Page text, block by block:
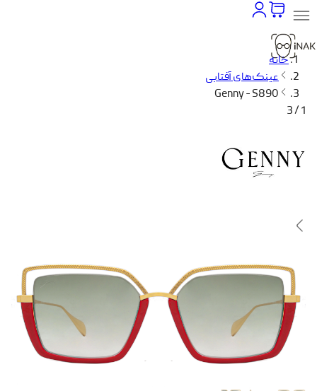
خانه
عینک‌های آفتابی
Genny - S890
1 / 3